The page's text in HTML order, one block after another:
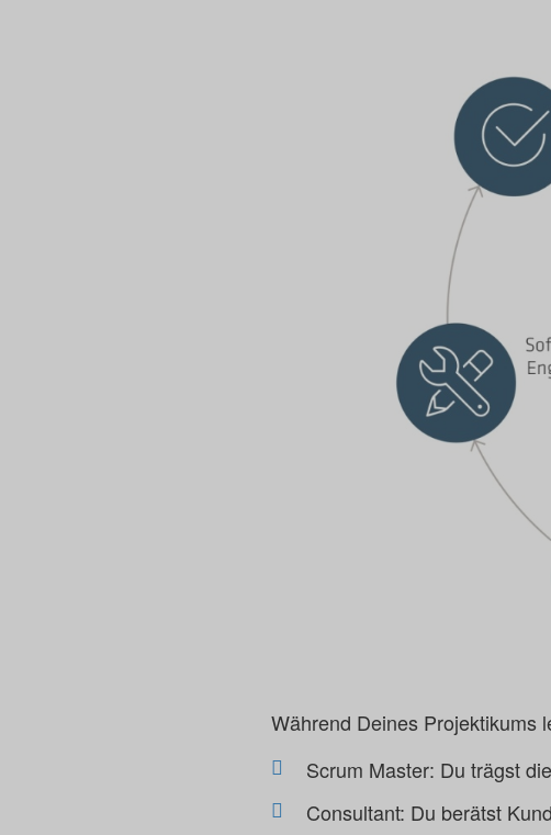
Während Deines Projektikums
Scrum Master: Du trägst
Consultant: Du berätst